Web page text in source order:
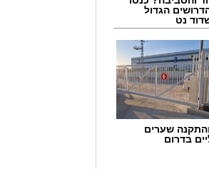
הגדול
נט
והתקנה שערים
בדרום